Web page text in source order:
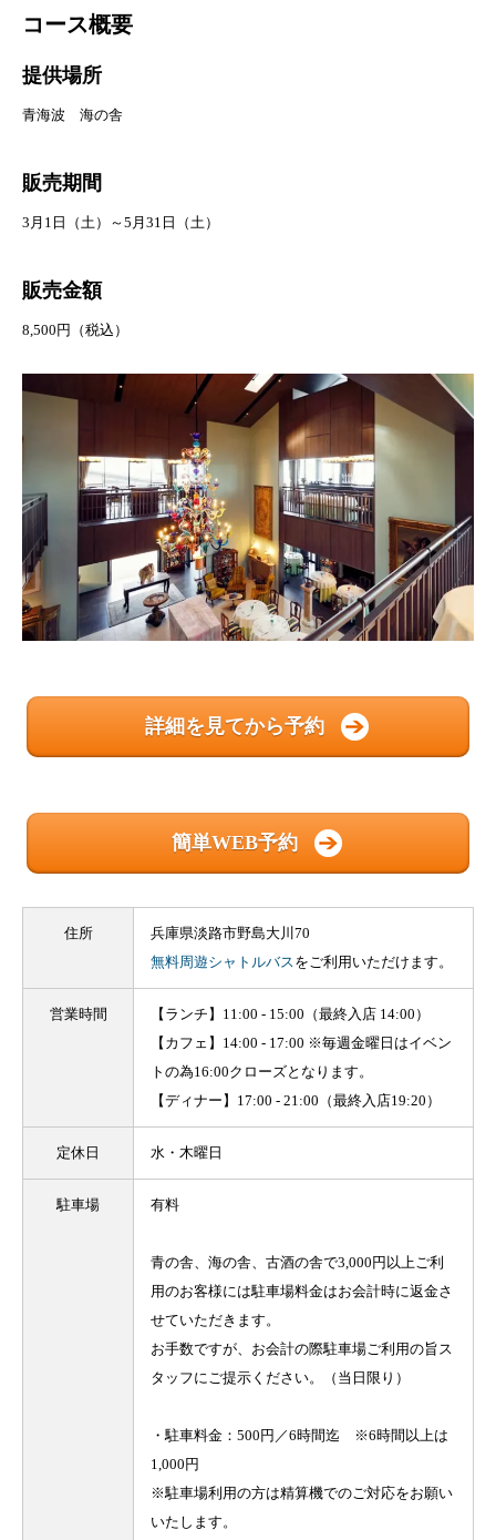
コース概要
提供場所
青海波 海の舎
販売期間
3月1日（土）～5月31日（土）
販売金額
8,500円（税込）
詳細を見てから予約
簡単WEB予約
住所
兵庫県淡路市野島大川70
無料周遊シャトルバス をご利用いただけます。
営業時間
【ランチ】11:00 - 15:00（最終入店 14:00）
【カフェ】14:00 - 17:00 ※毎週金曜日はイベン
トの為16:00クローズとなります。
【ディナー】17:00 - 21:00（最終入店19:20）
定休日 水・木曜日
駐車場 有料
青の舎、海の舎、古酒の舎で3,000円以上ご利
用のお客様には駐車場料金はお会計時に返金さ
せていただきます。
お手数ですが、お会計の際駐車場ご利用の旨ス
タッフにご提示ください。（当日限り）
・駐車料金：500円／6時間迄 ※6時間以上は
1,000円
※駐車場利用の方は精算機でのご対応をお願い
いたします。